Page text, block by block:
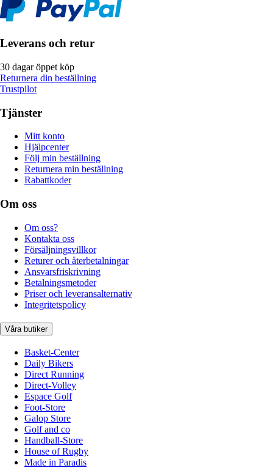
Leverans och retur
30 dagar öppet köp
Returnera din beställning
Trustpilot
Tjänster
Mitt konto
Hjälpcenter
Följ min beställning
Returnera min beställning
Rabattkoder
Om oss
Om oss?
Kontakta oss
Försäljningsvillkor
Returer och återbetalningar
Ansvarsfriskrivning
Betalningsmetoder
Priser och leveransalternativ
Integritetspolicy
Våra butiker
Basket-Center
Daily Bikers
Direct Running
Direct-Volley
Espace Golf
Foot-Store
Galop Store
Golf and co
Handball-Store
House of Rugby
Made in Paradis